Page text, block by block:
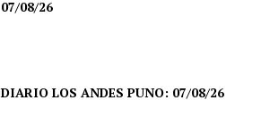
07/08/26
DIARIO LOS ANDES PUNO: 07/08/26